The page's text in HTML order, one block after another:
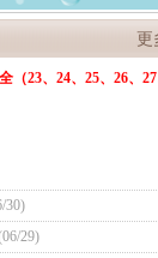
更
23、24、25、26、27
30)
06/29)